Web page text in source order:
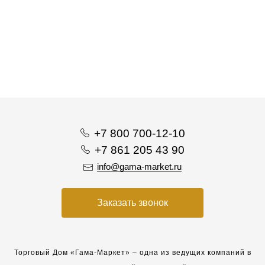
+7 800 700-12-10
+7 861 205 43 90
info@gama-market.ru
Заказать звонок
Торговый Дом «Гама-Маркет» – одна из ведущих компаний в